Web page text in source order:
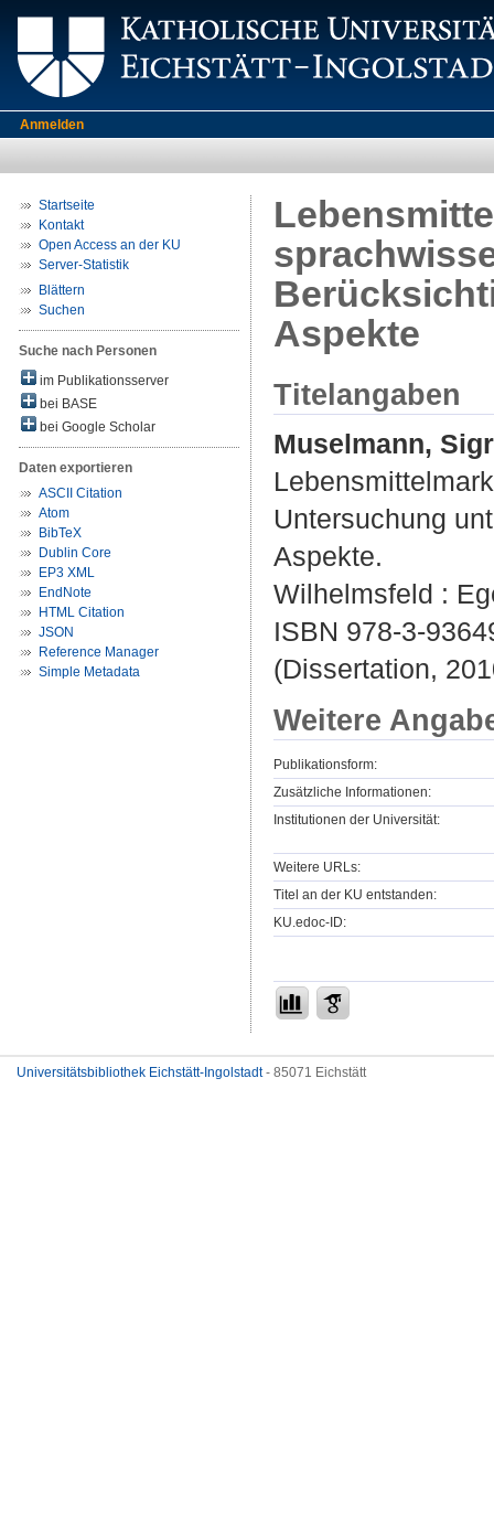
Anmelden
Startseite
Kontakt
Open Access an der KU
Server-Statistik
Blättern
Suchen
Suche nach Personen
im Publikationsserver
bei BASE
bei Google Scholar
Daten exportieren
ASCII Citation
Atom
BibTeX
Dublin Core
EP3 XML
EndNote
HTML Citation
JSON
Reference Manager
Simple Metadata
Aspekte
Titelangaben
Muselmann,
Untersuchung
Aspekte.
Wilhelmsfeld :
ISBN 978-3-
(Dissertation,
Weitere
Publikationsform:
Zusätzliche Informationen:
Institutionen der Universität:
Weitere URLs:
Titel an der KU entstanden:
KU.edoc-ID:
Universitätsbibliothek Eichstätt-Ingolstadt- 85071 Eichstätt